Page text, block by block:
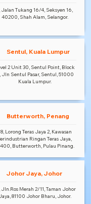
Jalan Tukang 16/4, Seksyen 16,
40200, Shah Alam, Selangor.
Sentul, Kuala Lumpur
2 Unit 30, Sentul Point, Block
Jln Sentul Pasar, Sentul, 51000
Kuala Lumpur.
Butterworth, Penang
Lorong Teras Jaya 2, Kawasan
Ringan Teras Jaya,
Butterworth, Pulau Pinang.
Johor Jaya, Johor
Jln.Ros Merah 2/11, Taman Johor
81100 Johor Bharu, Johor.